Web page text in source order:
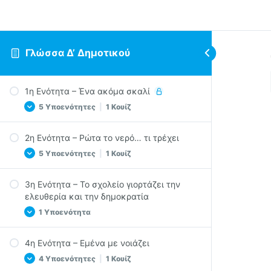
Γλώσσα Δ’ Δημοτικού
1η Ενότητα – Ένα ακόμα σκαλί
5 Υποενότητες 1 Κουίζ
Ο Σεπτέμβριος
Ένα ακόμα σκαλί
Ξημερώνει μια νέα μέρα.. ώρα για σχολείο
Αστραδενή
2η Ενότητα – Ρώτα το νερό… τι τρέχει
5 Υποενότητες 1 Κουίζ
Το νερό συστήνεται
Το ποτάμι τρέχει να συναντήσει τη
Το νερό στη θρησκεία, στους μύθους και
στις παραδόσεις
3η Ενότητα – Το σχολείο γιορτάζει την
ελευθερία και την δημοκρατία
1 Υποενότητα
Ας θυμηθούμε κάποια πράγματα
4η Ενότητα – Εμένα με νοιάζει
4 Υποενότητες 1 Κουίζ